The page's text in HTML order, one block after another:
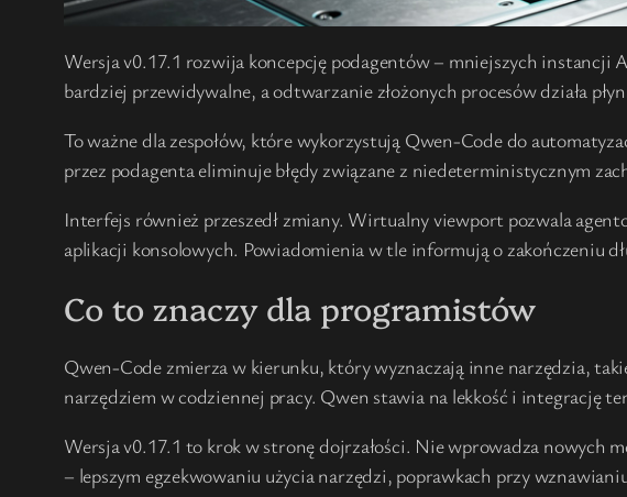
Wersja v0.17.1 rozwija koncepcję podagentów – mniejszych instancji
bardziej przewidywalne, a odtwarzanie złożonych procesów działa
To ważne dla zespołów, które wykorzystują Qwen-Code do
przez podagenta eliminuje błędy związane z niedeterministycznym
Interfejs również przeszedł zmiany. Wirtualny viewport pozwala
aplikacji konsolowych. Powiadomienia w tle informują o zakończeniu
Co to znaczy dla programistów
Qwen-Code zmierza w kierunku, który wyznaczają inne narzędzia,
narzędziem w codziennej pracy. Qwen stawia na lekkość i integrację
Wersja v0.17.1 to krok w stronę dojrzałości. Nie wprowadza nowych
– lepszym egzekwowaniu użycia narzędzi, poprawkach przy